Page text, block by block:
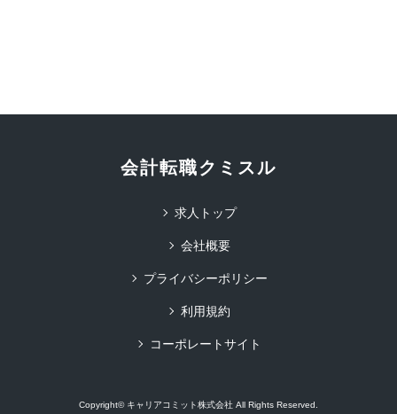
会計転職クミスル
求人トップ
会社概要
プライバシーポリシー
利用規約
コーポレートサイト
Copyright© キャリアコミット株式会社 All Rights Reserved.